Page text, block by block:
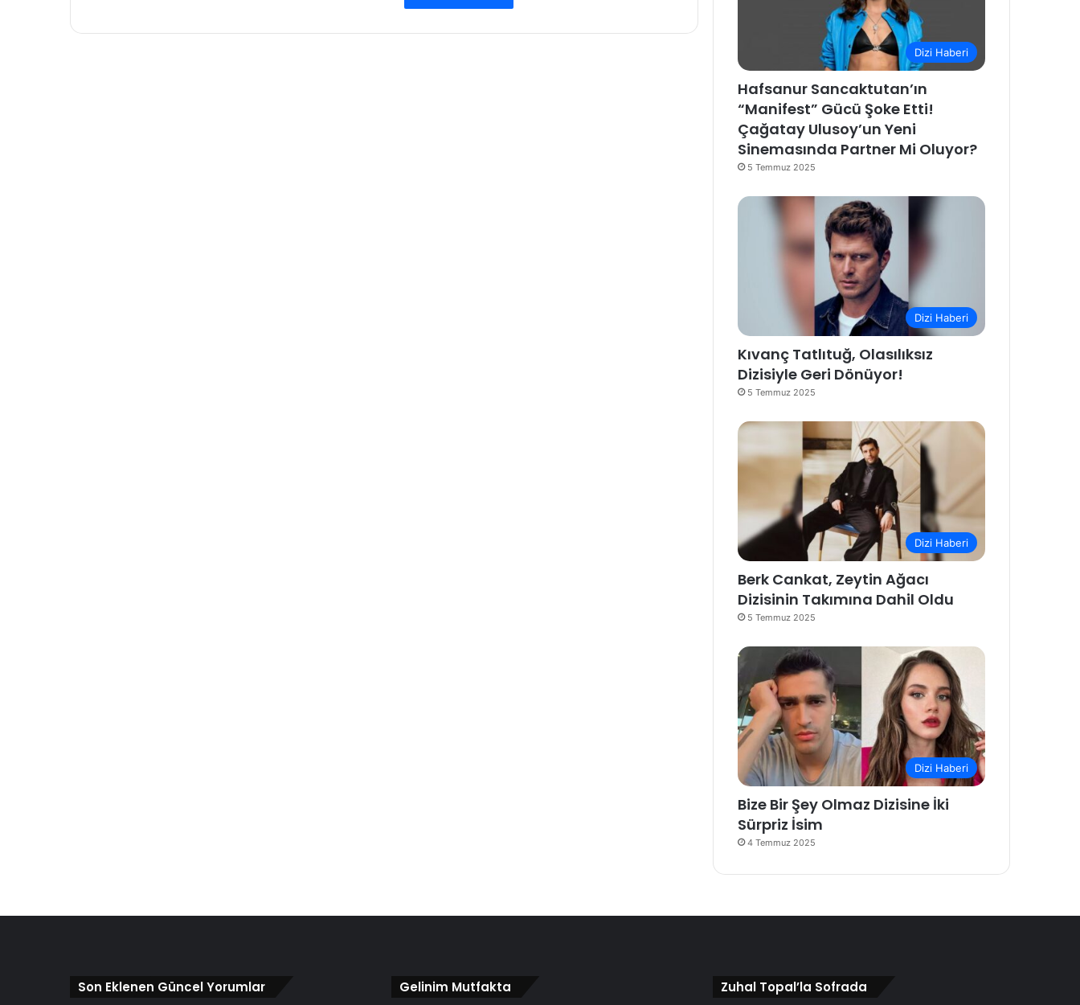
Dizi Haberi
Hafsanur Sancaktutan’ın
“Manifest” Gücü Şoke Etti!
Çağatay Ulusoy’un Yeni
Sinemasında Partner Mi Oluyor?
5 Temmuz 2025
Dizi Haberi
Kıvanç Tatlıtuğ, Olasılıksız
Dizisiyle Geri Dönüyor!
5 Temmuz 2025
Dizi Haberi
Berk Cankat, Zeytin Ağacı
Dizisinin Takımına Dahil Oldu
5 Temmuz 2025
Dizi Haberi
Bize Bir Şey Olmaz Dizisine İki
Sürpriz İsim
4 Temmuz 2025
Son Eklenen Güncel Yorumlar Gelinim Mutfakta Zuhal Topal’la Sofrada